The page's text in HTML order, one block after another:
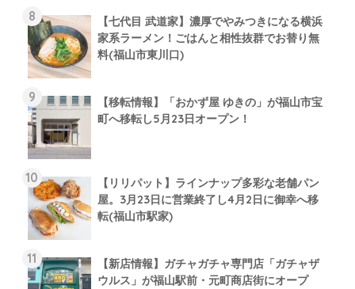
【七代目 武道家】濃厚でやみつきになる横浜
家系ラーメン！ごはんと相性抜群でお替り無
料(福山市東川口)
【移転情報】「おかず屋 ゆきの」が福山市宝
町へ移転し5月23日オープン！
【リリパット】ラインナップ多彩な老舗パン
屋。3月23日に営業終了し4月2日に御幸へ移
転(福山市駅家)
【新店情報】ガチャガチャ専門店「ガチャザ
ウルス」が福山駅前・元町商店街にオープ